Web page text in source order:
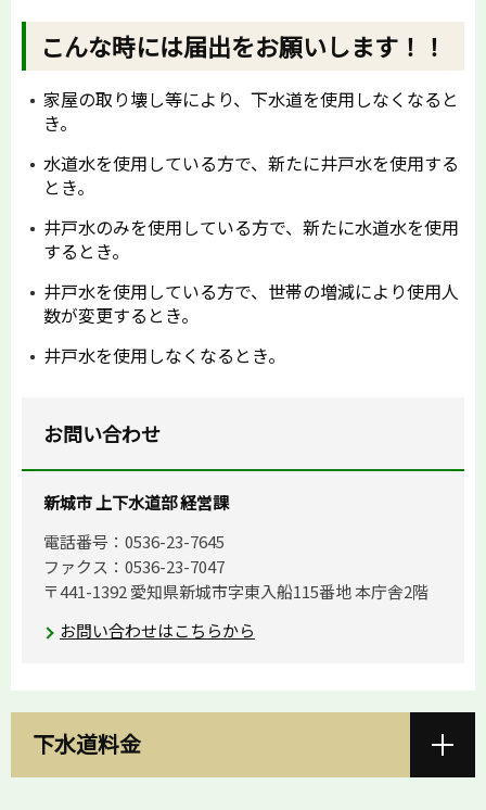
こんな時には届出をお願いします！！
家屋の取り壊し等により、下水道を使用しなくなると
き。
水道水を使用している方で、新たに井戸水を使用する
とき。
井戸水のみを使用している方で、新たに水道水を使用
するとき。
井戸水を使用している方で、世帯の増減により使用人
数が変更するとき。
井戸水を使用しなくなるとき。
お問い合わせ
新城市 上下水道部 経営課
電話番号：0536-23-7645
ファクス：0536-23-7047
〒441-1392 愛知県新城市字東入船115番地 本庁舎2階
お問い合わせはこちらから
下水道料金